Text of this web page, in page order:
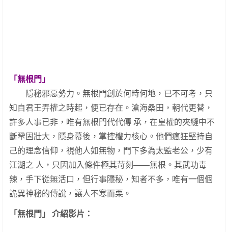
「無根門」
隱秘邪惡勢力。無根門創於何時何地，已不可考，只
知自君王弄權之時起，便已存在。滄海桑田，朝代更替，
許多人事已非，唯有無根門代代傳 承，在皇權的夾縫中不
斷鞏固壯大，隱身幕後，掌控權力核心。他們瘋狂堅持自
己的理念信仰，視他人如無物，門下多為太監老公，少有
江湖之 人，只因加入條件極其苛刻——無根。其武功毒
辣，手下從無活口，但行事隱秘，知者不多，唯有一個個
詭異神秘的傳說，讓人不寒而栗。
「無根門」 介紹影片：